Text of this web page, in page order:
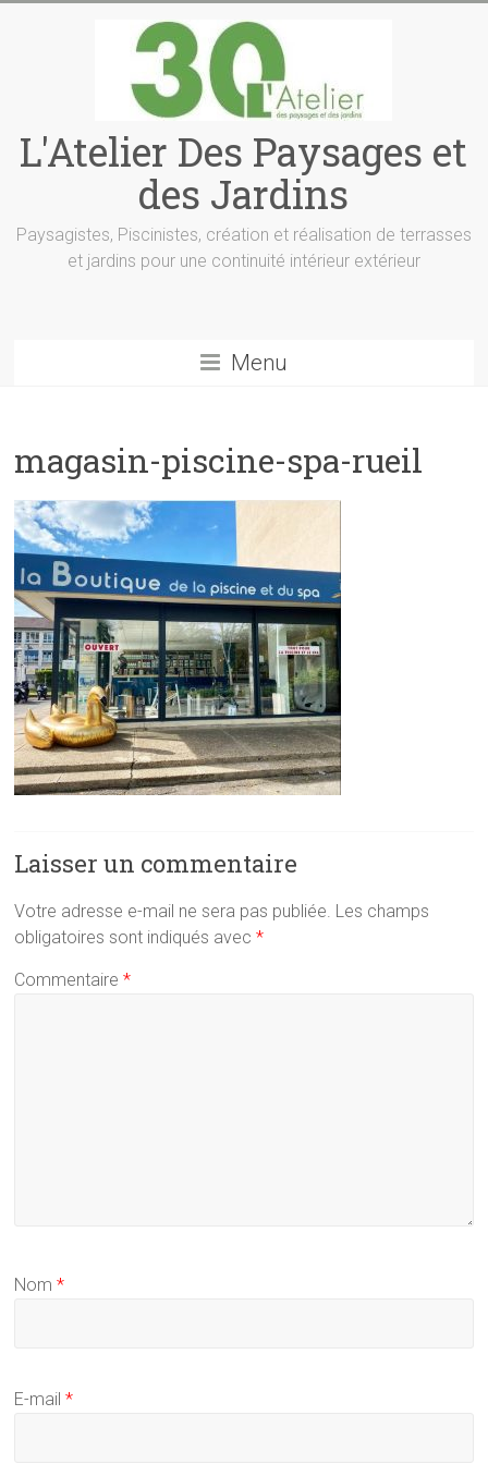
L'Atelier Des Paysages et
des Jardins
Paysagistes, Piscinistes, création et réalisation de terrasses
et jardins pour une continuité intérieur extérieur
Menu
magasin-piscine-spa-rueil
Laisser un commentaire
Votre adresse e-mail ne sera pas publiée. Les champs
obligatoires sont indiqués avec*
Commentaire*
Nom*
E-mail*